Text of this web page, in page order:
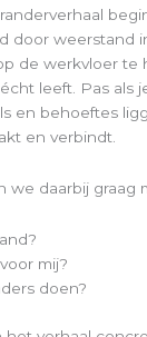
door weerstand
de werkvloer te
leeft. Pas als
en behoeftes
en verbindt.
we daarbij graag
mij?
doen?